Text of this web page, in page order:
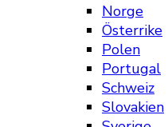
Norge
Österrike
Polen
Portugal
Schweiz
Slovakien